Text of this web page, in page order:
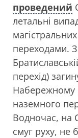
проведений
летальні
переходами.
перехід)
Набережному
наземного
Водночас, на
смуг руху, не